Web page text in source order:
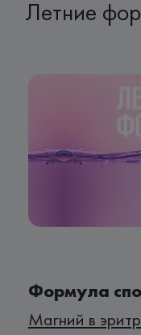
Летние
Формула
Магний в